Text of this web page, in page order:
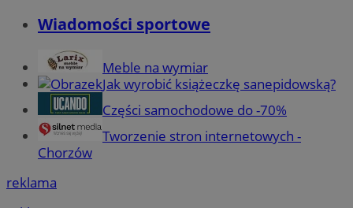
Wiadomości sportowe
Meble na wymiar
Jak wyrobić książeczkę sanepidowską?
Części samochodowe do -70%
Tworzenie stron internetowych -
Chorzów
reklama